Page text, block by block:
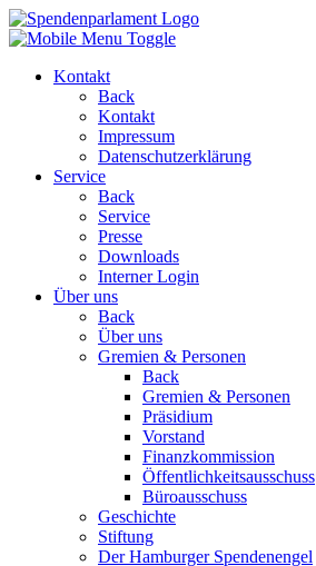
Kontakt
Back
Kontakt
Impressum
Datenschutzerklärung
Service
Back
Service
Presse
Downloads
Interner Login
Über uns
Back
Über uns
Gremien & Personen
Back
Gremien & Personen
Präsidium
Vorstand
Finanzkommission
Öffentlichkeitsausschuss
Büroausschuss
Geschichte
Stiftung
Der Hamburger Spendenengel